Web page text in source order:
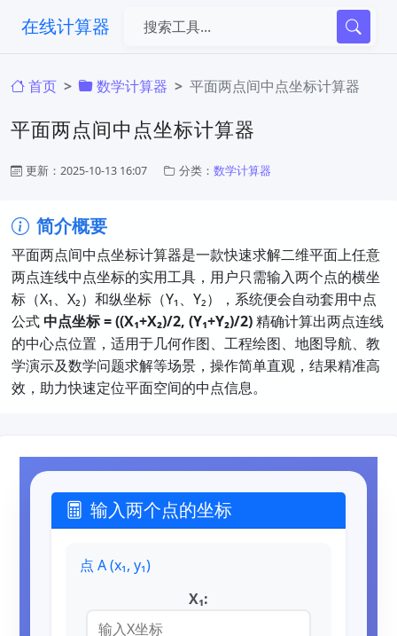
在线计算器
首页 ​数学计算器 平面两点间中点坐标计算器
平面两点间中点坐标计算器
更新：2025-10-13 16:07 分类： ​数学计算器
简介概要
平面两点间中点坐标计算器是一款快速求解二维平面上任意
两点连线中点坐标的实用工具，用户只需输入两个点的横坐
标（X₁、X₂）和纵坐标（Y₁、Y₂），系统便会自动套用中点
公式 ​中点坐标 = ((X₁+X₂)/2, (Y₁+Y₂)/2)​​ 精确计算出两点连线
的中心点位置，适用于几何作图、工程绘图、地图导航、教
学演示及数学问题求解等场景，操作简单直观，结果精准高
效，助力快速定位平面空间的中点信息。
输入两个点的坐标
点 A (x₁, y₁)
X₁: